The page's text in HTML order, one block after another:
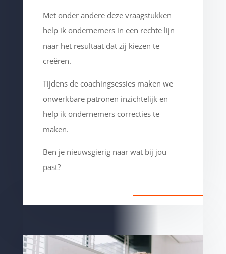
Met onder andere deze vraagstukken
help ik ondernemers in een rechte lijn
naar het resultaat dat zij kiezen te
creëren.
Tijdens de coachingsessies maken we
onwerkbare patronen inzichtelijk en
help ik ondernemers correcties te
maken.
Ben je nieuwsgierig naar wat bij jou
past?